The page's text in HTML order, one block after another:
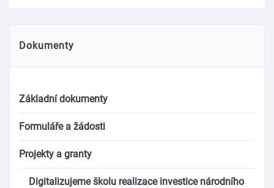
Dokumenty
Základní dokumenty
Formuláře a žádosti
Projekty a granty
Digitalizujeme školu realizace investice národního